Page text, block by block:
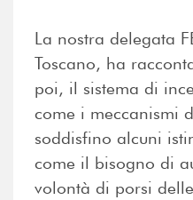
La nostra delegata
Toscano, ha
poi, il sistema di
come i meccanismi
soddisfino alcuni
come il bisogno di
volontà di porsi